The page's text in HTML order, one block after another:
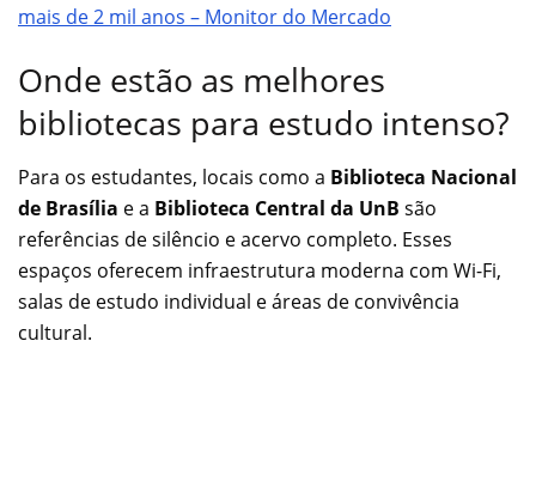
mais de 2 mil anos – Monitor do Mercado
Onde estão as melhores
bibliotecas para estudo intenso?
Para os estudantes, locais como a Biblioteca Nacional
de Brasília e a Biblioteca Central da UnB são
referências de silêncio e acervo completo. Esses
espaços oferecem infraestrutura moderna com Wi-Fi,
salas de estudo individual e áreas de convivência
cultural.